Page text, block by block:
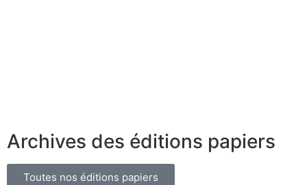
Archives des éditions papiers
Toutes nos éditions papiers